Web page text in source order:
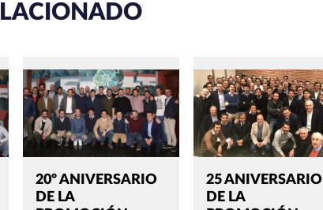
20º ANIVERSARIO
DE LA
25 ANIVERSARIO
DE LA